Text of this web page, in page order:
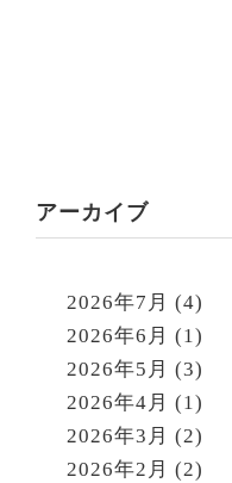
アーカイブ
2026年7月 (4)
2026年6月 (1)
2026年5月 (3)
2026年4月 (1)
2026年3月 (2)
2026年2月 (2)